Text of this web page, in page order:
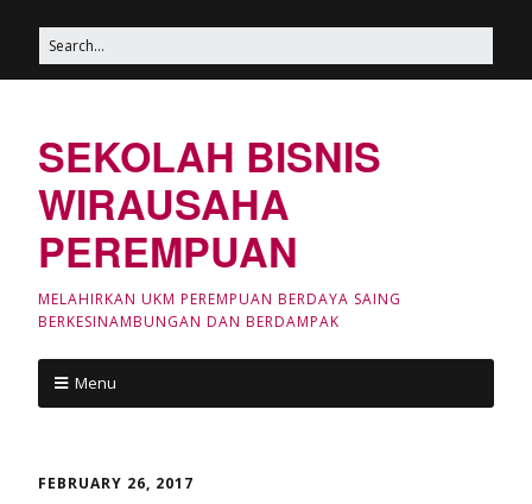
SEKOLAH BISNIS
WIRAUSAHA
PEREMPUAN
MELAHIRKAN UKM PEREMPUAN BERDAYA SAING
BERKESINAMBUNGAN DAN BERDAMPAK
Menu
FEBRUARY 26, 2017